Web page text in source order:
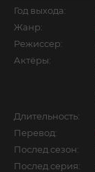
Год выхода:
Жанр:
Режиссер:
Актёры:
Длительность:
Перевод:
Послед.сезон:
Послед.серия: